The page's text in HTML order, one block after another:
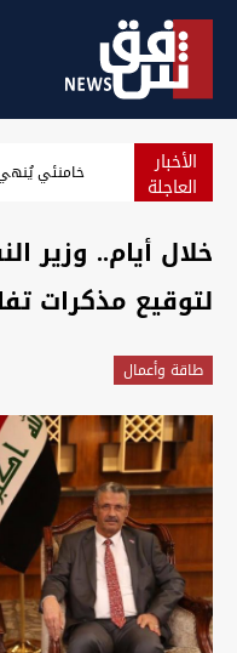
الأخبار
العاجلة خامنئي
لتوقيع مذكرات
طاقة وأعمال